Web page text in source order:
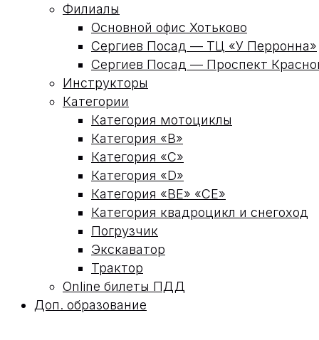
Филиалы
Основной офис Хотьково
Сергиев Посад — ТЦ «У Перронна»
Сергиев Посад — Проспект
Инструкторы
Категории
Категория мотоциклы
Категория «В»
Категория «С»
Категория «D»
Категория «ВЕ» «СЕ»
Категория квадроцикл и снегоход
Погрузчик
Экскаватор
Трактор
Online билеты ПДД
Доп. образование